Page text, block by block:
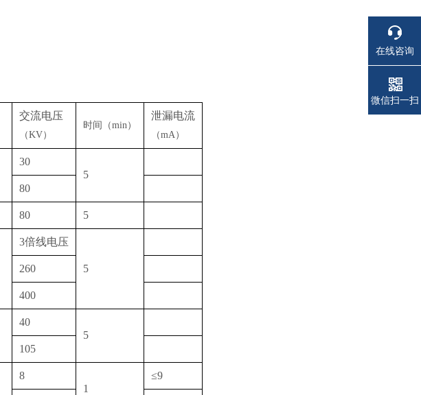
交流电压
（KV）
时间（min）
泄漏电流
（mA）
30
5
80
80 5
3倍线电压
5
260
400
40
5
105
8
1
≤9
在线咨询
电话
电话
微信扫一扫